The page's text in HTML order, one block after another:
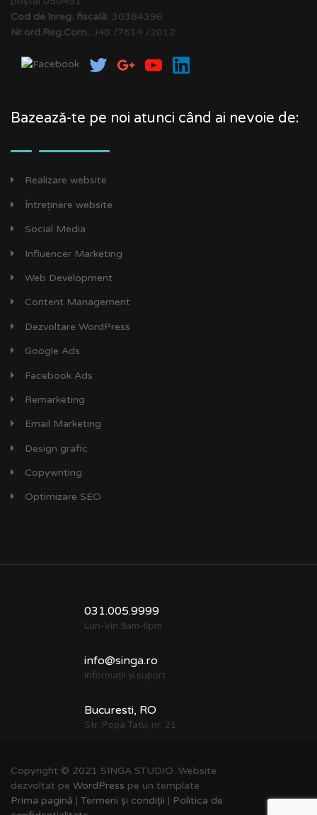
Cod de înreg. fiscală: 30384396
Nr.ord.Reg.Com.: J40 /7614 /2012
Bazează-te pe noi atunci când ai nevoie de:
Realizare website
Întreținere website
Social Media
Influencer Marketing
Web Development
Content Management
Dezvoltare WordPress
Google Ads
Facebook Ads
Remarketing
Email Marketing
Design grafic
Copywriting
Optimizare SEO
031.005.9999
Lun-Vin 9am-6pm
info@singa.ro
informații și suport
Bucuresti, RO
Str. Popa Tatu, nr. 21
Copyright © 2021 SINGA STUDIO. Website
dezvoltat pe WordPress pe un template
Prima pagină | Termeni și condiții | Politica de